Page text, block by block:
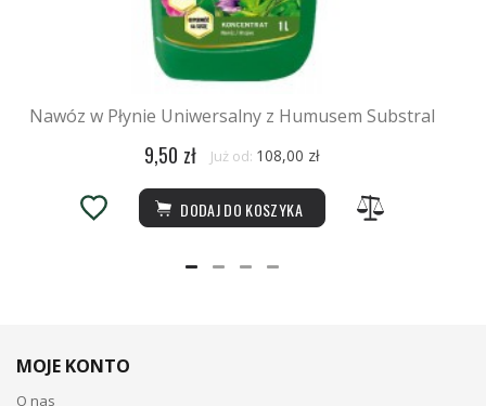
Nawóz w Płynie Uniwersalny z Humusem Substral
9,50 zł Już od: 108,00 zł
DODAJ DO KOSZYKA
MOJE KONTO
O nas